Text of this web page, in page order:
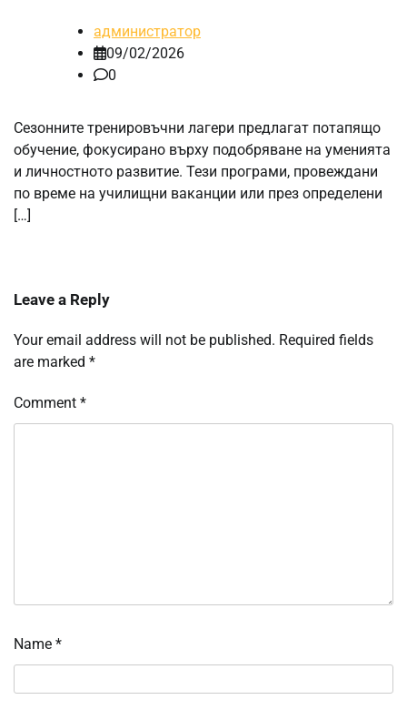
администратор
09/02/2026
0
Сезонните тренировъчни лагери предлагат потапящо
обучение, фокусирано върху подобряване на уменията
и личностното развитие. Тези програми, провеждани
по време на училищни ваканции или през определени
[…]
Leave a Reply
Your email address will not be published. Required fields
are marked *
Comment *
Name *